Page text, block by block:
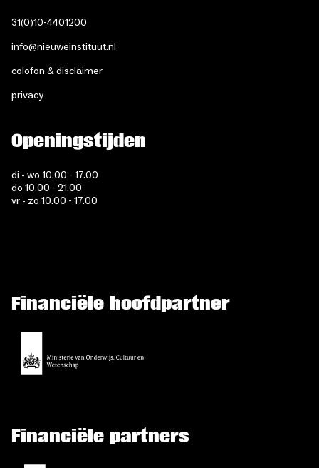
31(0)10-4401200
info@nieuweinstituut.nl
colofon & disclaimer
privacy
Openingstijden
di - wo 10.00 - 17.00
do 10.00 - 21.00
vr - zo 10.00 - 17.00
Financiële hoofdpartner
Financiële partners